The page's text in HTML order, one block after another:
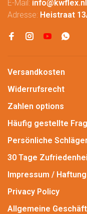
E-Mail: info@kwflex.nl
Adresse: Heistraat
Versandkosten
Widerrufsrecht
Zahlen options
Häufig gestellte
Persönliche
30 Tage
Impressum /
Privacy Policy
Allgemeine